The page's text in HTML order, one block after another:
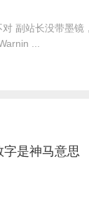
副站长没带墨镜
...
是神马意思